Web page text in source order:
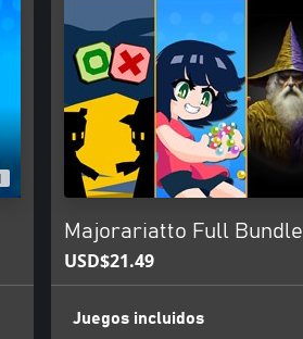
Majorariatto Full Bundle
USD$21.49
Juegos incluidos